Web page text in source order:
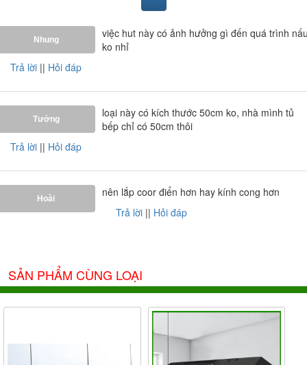
GH-9501EGsẽ là sự lựa chọn lý tưởng cho gia đình
bạn. Sản phẩm
máy hút mùi giovani
quý khách sẽ được hưởng mức chiết khấu tối đa và đi kèm
Nhung
việc hut này có ảnh hưởng gì đến quá trình
ko nhỉ
Trả lời || Hỏi đáp
Tưởng
loại này có kích thước 50cm ko, nhà mình tủ
bếp chỉ có 50cm thôi
Trả lời || Hỏi đáp
Hoài
nên lắp coor điển hơn hay kính cong hơn
Trả lời || Hỏi đáp
SẢN PHẨM CÙNG LOẠI